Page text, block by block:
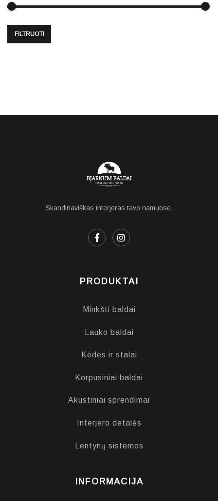
FILTRUOTI
Skandinaviškas interjeras tavo namuose.
PRODUKTAI
Minkšti baldai
Lauko baldai
Kėdės ir stalai
Korpusiniai baldai
Akustiniai sprendimai
Interjero detalės
Lentynų sistemos
INFORMACIJA